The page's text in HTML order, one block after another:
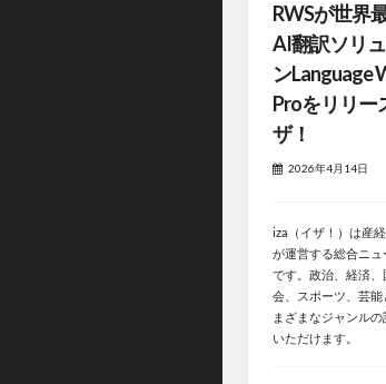
RWSが世界
AI翻訳ソリ
ンLanguage
Proをリリー
ザ！
2026年4月14日
iza（イザ！）は産
が運営する総合ニュ
です。政治、経済、
会、スポーツ、芸能
まざまなジャンル
いただけます。